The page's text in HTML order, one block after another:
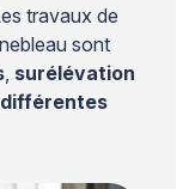
travaux de
sont
surélévation